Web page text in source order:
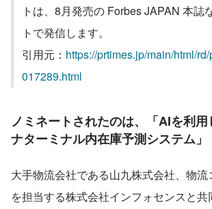
トは、8月発売の Forbes JAPAN 本誌
トで発信します。
引用元： https://prtimes.jp/main/html/
017289.html
ノミネートされたのは、「AIを利
ナターミナル内在庫予測システム」
大手物流会社である山九株式会社、物
を担当する株式会社インフォセンスと